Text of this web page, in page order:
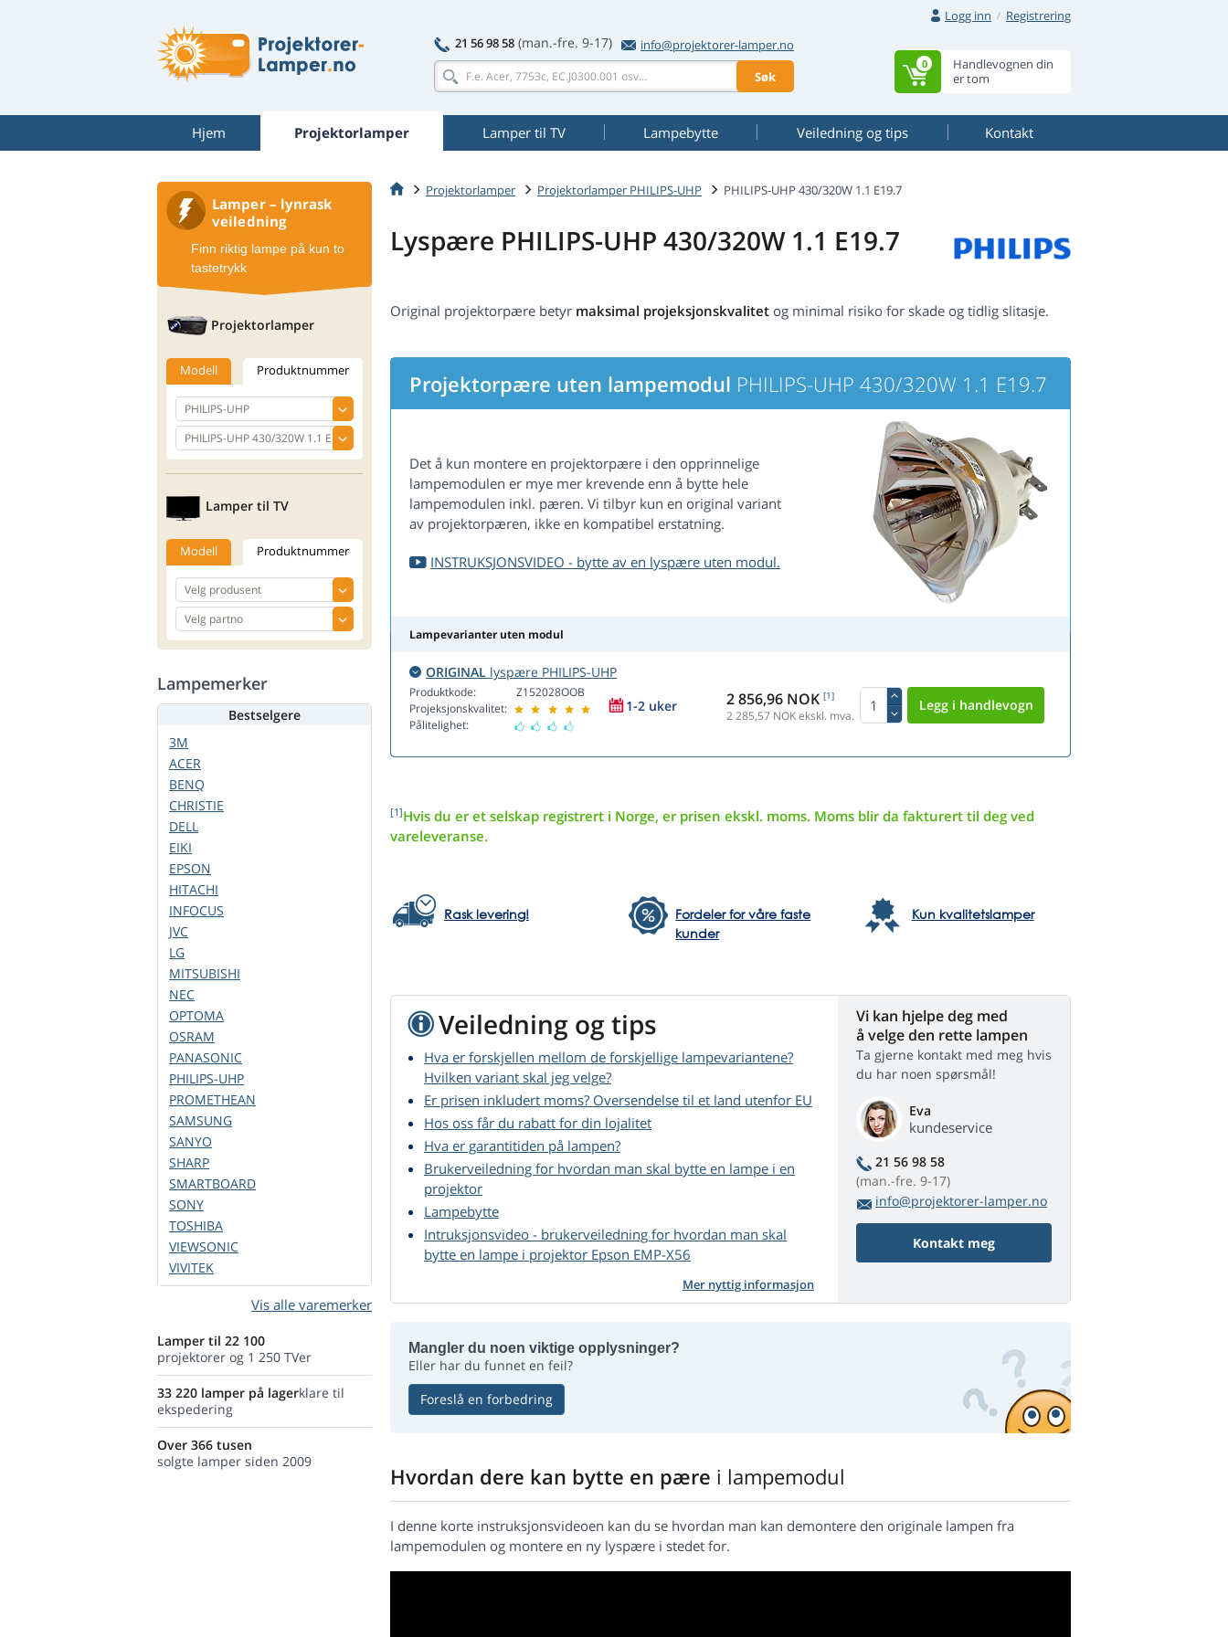
Logg inn
Registrering
21 56 98 58 (man.-fre. 9-17)
info@projektorer-lamper.no
Søk
Handlevognen din
er tom
0
Hjem Projektorlamper Lamper til TV Lampebytte Veiledning og tips Kontakt
Projektorlamper Projektorlamper PHILIPS-UHP PHILIPS-UHP 430/320W 1.1 E19.7
Lyspære PHILIPS-UHP 430/320W 1.1 E19.7
Original projektorpære betyr maksimal projeksjonskvalitet og minimal risiko for skade og tidlig slitasje.
Projektorpære uten lampemodul PHILIPS-UHP 430/320W 1.1 E19.7
Det å kun montere en projektorpære i den opprinnelige
lampemodulen er mye mer krevende enn å bytte hele
lampemodulen inkl. pæren. Vi tilbyr kun en original variant
av projektorpæren, ikke en kompatibel erstatning.
INSTRUKSJONSVIDEO - bytte av en lyspære uten modul.
Lampevarianter uten modul
ORIGINAL lyspære PHILIPS-UHP
Produktkode:
Projeksjonskvalitet:
Pålitelighet:
Z152028OOB
1-2 uker 2 856,96 NOK [1]
2 285,57 NOK ekskl. mva.
[1]Hvis du er et selskap registrert i Norge, er prisen ekskl. moms. Moms blir da fakturert til deg ved
vareleveranse.
Rask levering!
Fordeler for våre faste
kunder
Kun kvalitetslamper
Veiledning og tips
Hva er forskjellen mellom de forskjellige lampevariantene?
Hvilken variant skal jeg velge?
Er prisen inkludert moms? Oversendelse til et land utenfor EU
Hos oss får du rabatt for din lojalitet
Hva er garantitiden på lampen?
Brukerveiledning for hvordan man skal bytte en lampe i en
projektor
Lampebytte
Intruksjonsvideo - brukerveiledning for hvordan man skal
bytte en lampe i projektor Epson EMP-X56
Mer nyttig informasjon
Vi kan hjelpe deg med
å velge den rette lampen
Ta gjerne kontakt med meg hvis
du har noen spørsmål!
Eva
kundeservice
21 56 98 58
(man.-fre. 9-17)
info@projektorer-lamper.no
Kontakt meg
Mangler du noen viktige opplysninger?
Eller har du funnet en feil?
Foreslå en forbedring
Hvordan dere kan bytte en pære i lampemodul
I denne korte instruksjonsvideoen kan du se hvordan man kan demontere den originale lampen fra
lampemodulen og montere en ny lyspære i stedet for.
Lamper – lynrask
veiledning
Finn riktig lampe på kun to
tastetrykk
Projektorlamper
Modell Produktnummer
Lamper til TV
Modell Produktnummer
Lampemerker
Bestselgere
3M
ACER
BENQ
CHRISTIE
DELL
EIKI
EPSON
HITACHI
INFOCUS
JVC
LG
MITSUBISHI
NEC
OPTOMA
OSRAM
PANASONIC
PHILIPS-UHP
PROMETHEAN
SAMSUNG
SANYO
SHARP
SMARTBOARD
SONY
TOSHIBA
VIEWSONIC
VIVITEK
Vis alle varemerker
Lamper til 22 100
projektorer og 1 250 TVer
33 220 lamper på lagerklare til
ekspedering
Over 366 tusen
solgte lamper siden 2009